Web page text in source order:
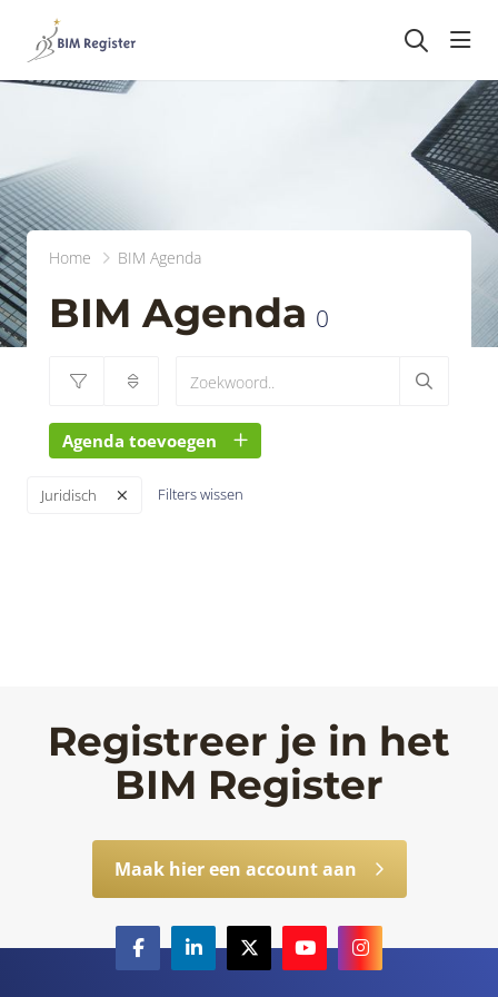
Home BIM Agenda
BIM Agenda 0
Agenda toevoegen
Juridisch Filters wissen
Registreer je in het
BIM Register
Maak hier een account aan